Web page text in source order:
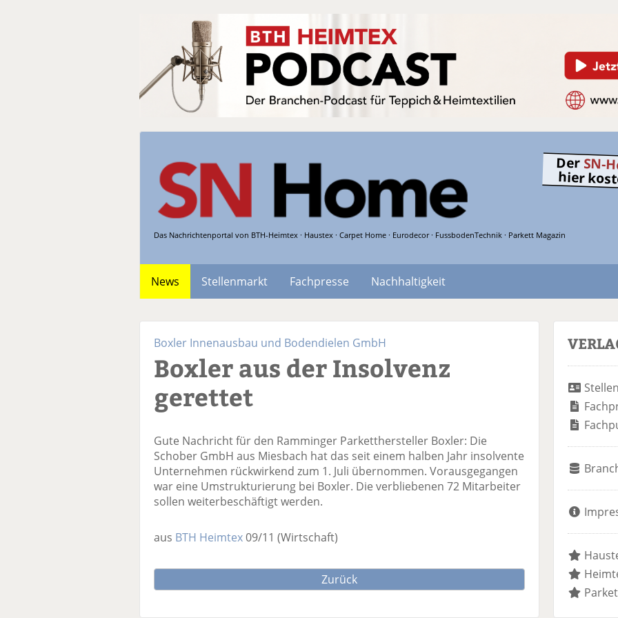
Das Nachrichtenportal von BTH-Heimtex · Haustex · Carpet Home · Eurodecor · FussbodenTechnik · Parkett Magazin
Der SN-
hier
News Stellenmarkt Fachpresse
Nachhaltigkeit
Boxler Innenausbau und Bodendielen GmbH
Boxler aus der Insolvenz
gerettet
Gute Nachricht für den Ramminger Parketthersteller Boxler: Die
Schober GmbH aus Miesbach hat das seit einem halben Jahr insolvente
Unternehmen rückwirkend zum 1. Juli übernommen. Vorausgegangen
war eine Umstrukturierung bei Boxler. Die verbliebenen 72 Mitarbeiter
sollen weiterbeschäftigt werden.
aus BTH Heimtex09/11 (Wirtschaft)
Zurück